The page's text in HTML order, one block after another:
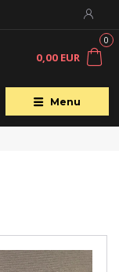
Menu
0
0,00 EUR